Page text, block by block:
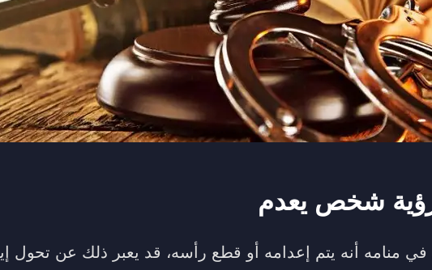
شخص يعدم
منامه أنه يتم إعدامه أو قطع رأسه، قد يعبر ذلك عن تحول